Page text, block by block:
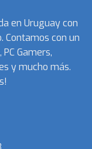
en Uruguay con
Contamos con un
Gamers,
y mucho más.